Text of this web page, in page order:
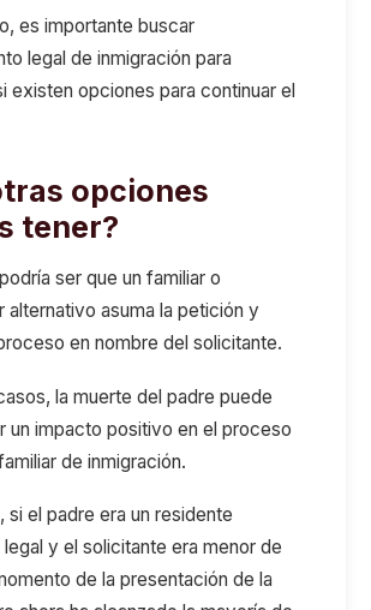
es importante buscar
legal de inmigración para
existen opciones para continuar el
opciones
tener?
ser que un familiar o
alternativo asuma la petición y
en nombre del solicitante.
la muerte del padre puede
un impacto positivo en el proceso
de inmigración.
si el padre era un residente
y el solicitante era menor de
de la presentación de la